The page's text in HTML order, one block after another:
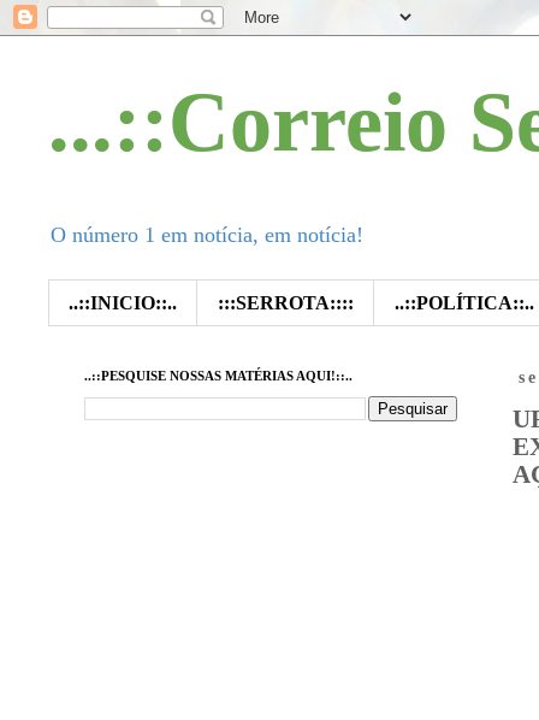
...::Correio
O número 1 em notícia, em notícia!
..::INICIO::.. :::SERROTA:::: ..::POLÍTICA::..
..::PESQUISE NOSSAS MATÉRIAS AQUI!::..